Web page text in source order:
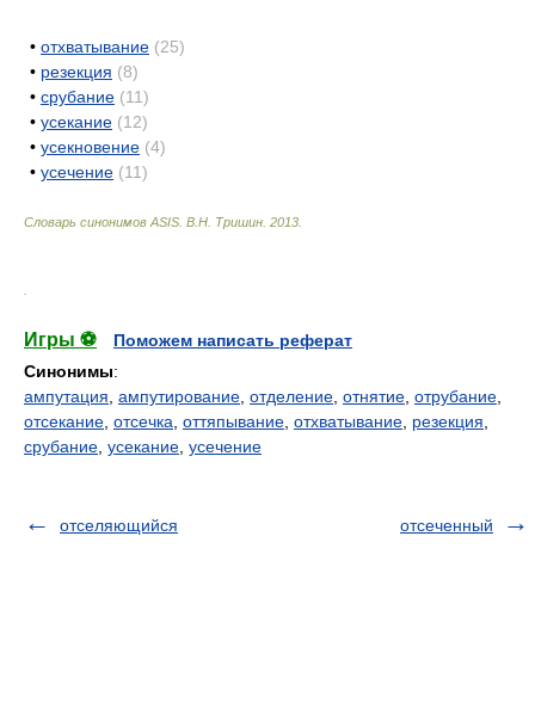
• отхватывание (25)
• резекция (8)
• срубание (11)
• усекание (12)
• усекновение (4)
• усечение (11)
Словарь синонимов ASIS. В.Н. Тришин 2013
Игры ⚽
Поможем написать реферат
Синонимы:
ампутация ампутирование отделение отнятие отрубание
отсекание отсечка оттяпывание отхватывание резекция
срубание усекание усечение
отселяющийся отсеченный